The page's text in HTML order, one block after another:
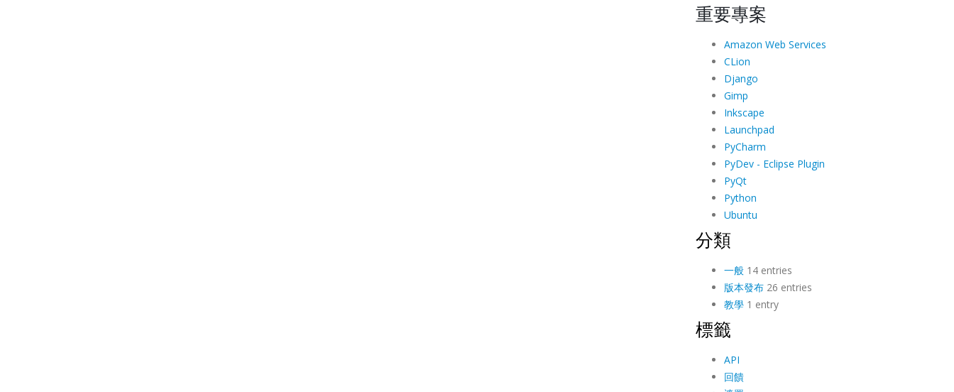
重要專案
Amazon Web Services
CLion
Django
Gimp
Inkscape
Launchpad
PyCharm
PyDev - Eclipse Plugin
PyQt
Python
Ubuntu
分類
一般14 entries
版本發布26 entries
教學1 entry
標籤
API
回饋